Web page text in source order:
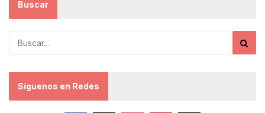
Buscar
Síguenos en Redes